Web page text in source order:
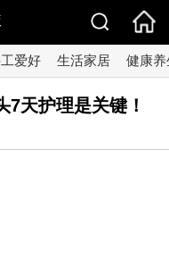
爱好 生活家居 健康养
天护理是关键！